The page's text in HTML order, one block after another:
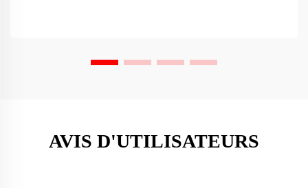
AVIS D'UTILISATEURS